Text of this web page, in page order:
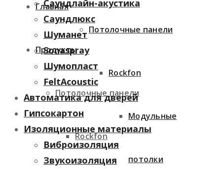
Главная
Продукты
Потолочные панели
Rockfon
Потолочные панели
Rockfon
Модульные
потолки
Саундлайн-акустика
Саундлюкс
Шуманет
Sonaspray
Шумопласт
FeltAcoustic
Автоматика для дверей
Гипсокартон
Изоляционные материалы
Виброизоляция
Звукоизоляция